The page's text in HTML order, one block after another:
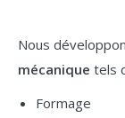
Nous
mécanique tels
Formage